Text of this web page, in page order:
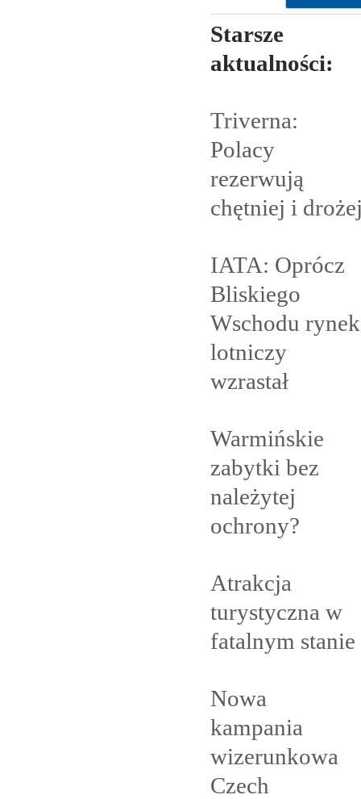
Starsze
aktualności:
Triverna:
Polacy
rezerwują
chętniej i
IATA: Oprócz
Bliskiego
Wschodu rynek
lotniczy
wzrastał
Warmińskie
zabytki bez
należytej
ochrony?
Atrakcja
turystyczna w
fatalnym stanie
Nowa
kampania
wizerunkowa
Czech